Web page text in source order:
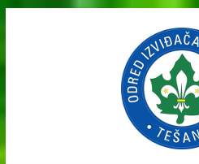
content